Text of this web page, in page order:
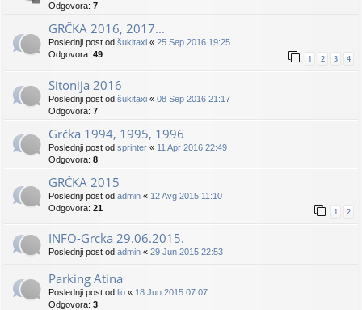
Odgovora: 7
GRČKA 2016, 2017...
Poslednji post od šukitaxi « 25 Sep 2016 19:25
Odgovora: 49 1 2 3 4
Sitonija 2016
Poslednji post od šukitaxi « 08 Sep 2016 21:17
Odgovora: 7
Grčka 1994, 1995, 1996
Poslednji post od sprinter « 11 Apr 2016 22:49
Odgovora: 8
GRČKA 2015
Poslednji post od admin « 12 Avg 2015 11:10
Odgovora: 21 1 2
INFO-Grcka 29.06.2015.
Poslednji post od admin « 29 Jun 2015 22:53
Parking Atina
Poslednji post od lio « 18 Jun 2015 07:07
Odgovora: 3